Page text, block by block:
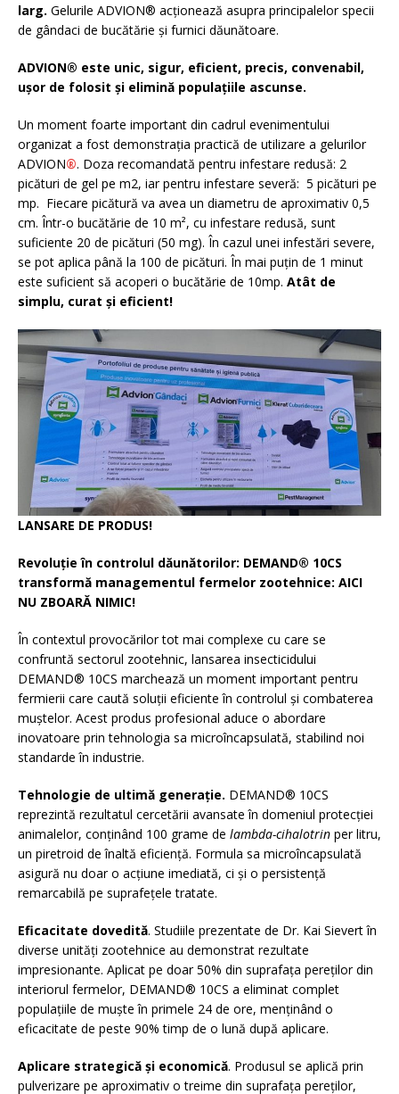
larg. Gelurile ADVION® acționează asupra principalelor specii
de gândaci de bucătărie și furnici dăunătoare.
ADVION® este unic, sigur, eficient, precis, convenabil,
ușor de folosit și elimină populațiile ascunse.
Un moment foarte important din cadrul evenimentului
organizat a fost demonstrația practică de utilizare a gelurilor
ADVION®. Doza recomandată pentru infestare redusă: 2
picături de gel pe m2, iar pentru infestare severă: 5 picături pe
mp. Fiecare picătură va avea un diametru de aproximativ 0,5
cm. Într-o bucătărie de 10 m², cu infestare redusă, sunt
suficiente 20 de picături (50 mg). În cazul unei infestări severe,
se pot aplica până la 100 de picături. În mai puțin de 1 minut
este suficient să acoperi o bucătărie de 10mp. Atât de
simplu, curat și eficient!
LANSARE DE PRODUS!
Revoluție în controlul dăunătorilor: DEMAND® 10CS
transformă managementul fermelor zootehnice: AICI
NU ZBOARĂ NIMIC!
În contextul provocărilor tot mai complexe cu care se
confruntă sectorul zootehnic, lansarea insecticidului
DEMAND® 10CS marchează un moment important pentru
fermierii care caută soluții eficiente în controlul și combaterea
muștelor. Acest produs profesional aduce o abordare
inovatoare prin tehnologia sa microîncapsulată, stabilind noi
standarde în industrie.
Tehnologie de ultimă generație. DEMAND® 10CS
reprezintă rezultatul cercetării avansate în domeniul protecției
animalelor, conținând 100 grame de lambda-cihalotrin per litru,
un piretroid de înaltă eficiență. Formula sa microîncapsulată
asigură nu doar o acțiune imediată, ci și o persistență
remarcabilă pe suprafețele tratate.
Eficacitate dovedită. Studiile prezentate de Dr. Kai Sievert în
diverse unități zootehnice au demonstrat rezultate
impresionante. Aplicat pe doar 50% din suprafața pereților din
interiorul fermelor, DEMAND® 10CS a eliminat complet
populațiile de muște în primele 24 de ore, menținând o
eficacitate de peste 90% timp de o lună după aplicare.
Aplicare strategică și economică. Produsul se aplică prin
pulverizare pe aproximativ o treime din suprafața pereților,